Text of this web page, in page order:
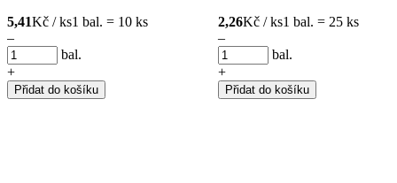
5,41Kč / ks1 bal. = 10 ks
–
bal.
+
Přidat do košíku
2,26Kč / ks1 bal. = 25 ks
–
bal.
+
Přidat do košíku